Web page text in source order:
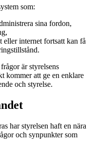
som:
sina fordon,
eller internet fortsatt kan få
är styrelsens
kommer att ge en enklare
och styrelse.
har styrelsen haft en nära
och synpunkter som